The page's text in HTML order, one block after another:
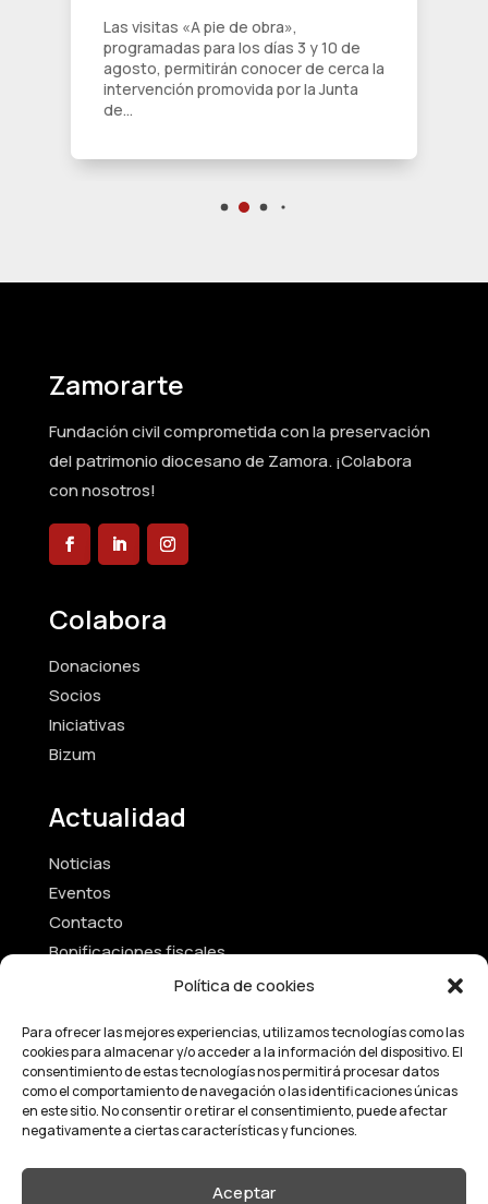
Política de cookies
Para ofrecer las mejores experiencias, utilizamos tecnologías como las
cookies para almacenar y/o acceder a la información del dispositivo. El
consentimiento de estas tecnologías nos permitirá procesar datos
como el comportamiento de navegación o las identificaciones únicas
en este sitio. No consentir o retirar el consentimiento, puede afectar
negativamente a ciertas características y funciones.
Aceptar
Las visitas «A pie de obra»,
programadas para los días 3 y 10 de
agosto, permitirán conocer de cerca la
intervención promovida por la Junta
de...
Zamorarte
Fundación civil comprometida con la preservación
del patrimonio diocesano de Zamora. ¡Colabora
con nosotros!
Colabora
Donaciones
Socios
Iniciativas
Bizum
Actualidad
Noticias
Eventos
Contacto
Bonificaciones fiscales
Aviso Legal
Política de Privacidad
Términos y Condiciones